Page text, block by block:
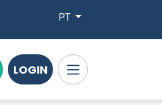
PT
LOGIN